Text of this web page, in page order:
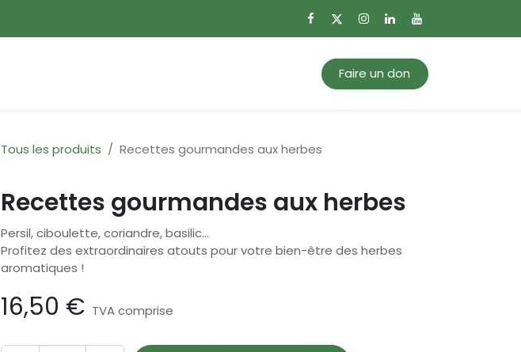
Faire un don
Tous les produits Recettes gourmandes aux herbes
Recettes gourmandes aux herbes
Persil, ciboulette, coriandre, basilic…
Profitez des extraordinaires atouts pour votre bien-être des herbes
aromatiques !
16,50 € TVA comprise